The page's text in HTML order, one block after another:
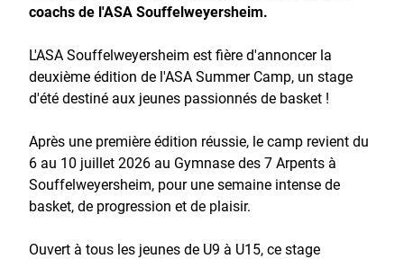
coachs de l'ASA Souffelweyersheim.
L'ASA Souffelweyersheim est fière d'annoncer la
deuxième édition de l'ASA Summer Camp, un stage
d'été destiné aux jeunes passionnés de basket !
Après une première édition réussie, le camp revient du
6 au 10 juillet 2026 au Gymnase des 7 Arpents à
Souffelweyersheim, pour une semaine intense de
basket, de progression et de plaisir.
Ouvert à tous les jeunes de U9 à U15, ce stage